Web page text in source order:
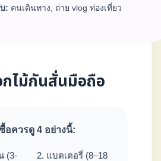
: คนเดินทาง, ถ่าย vlog ท่องเที่ยว
กไม้กันสั่นมือถือ
อควรดู 4 อย่างนี้:
(3-
2. แบตเตอรี่ (8–18